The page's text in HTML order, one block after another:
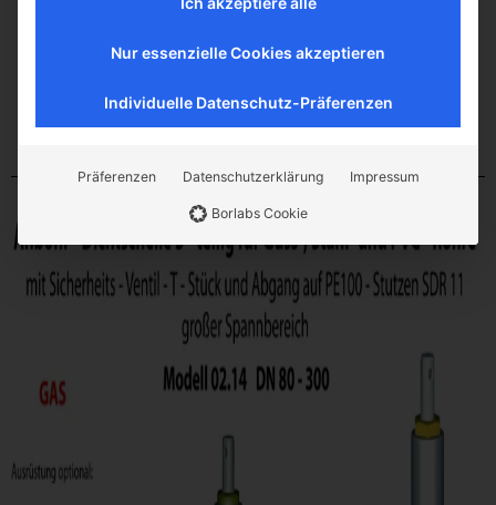
Nur essenzielle Cookies akzeptieren
Individuelle Datenschutz-Präferenzen
Präferenzen Datenschutzerklärung Impressum
Borlabs Cookie